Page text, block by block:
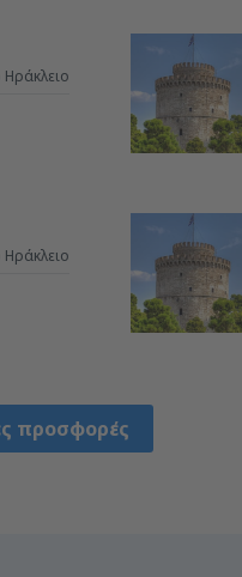
προσφορές